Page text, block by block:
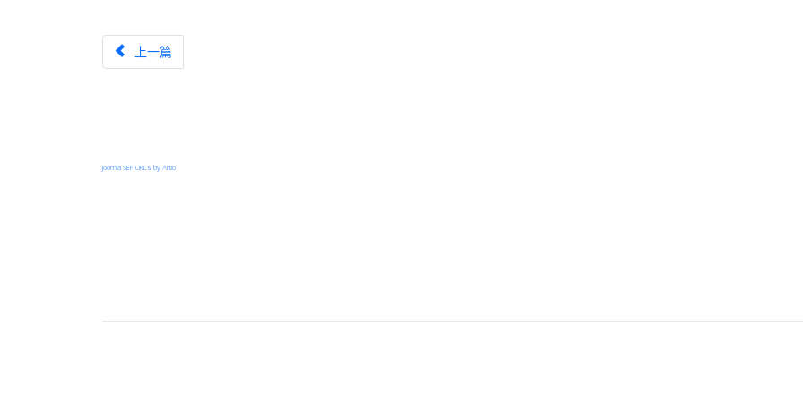
上一篇文章：【漏洞預警】CISA新增3個已知遭駭客利用之漏洞至KEV目錄(2025/06/16-2025/06/22)
上一篇
Joomla SEF URLs by Artio